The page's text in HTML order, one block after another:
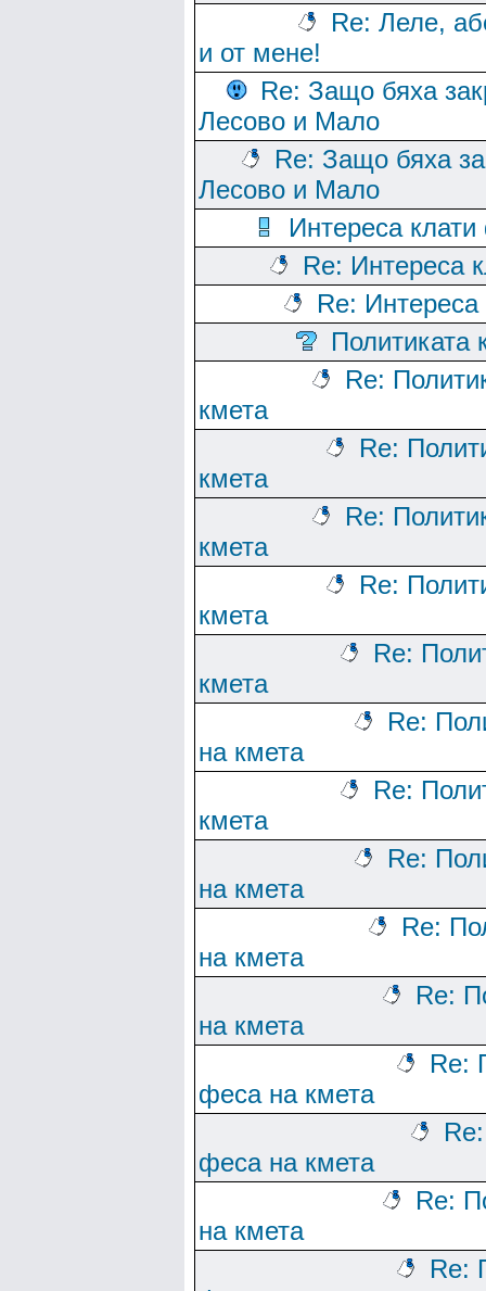
Re: Леле,
и от мене!
Re: Защо бяха
Лесово и Мало
Re: Защо бяха
Лесово и Мало
Интереса
Re: Интереса
Re:
Политиката
Re:
кмета
Re:
кмета
Re:
кмета
Re:
кмета
Re:
кмета
Re:
на кмета
Re:
кмета
Re:
на кмета
Re:
на кмета
Re:
на кмета
Re:
феса на кмета
феса на кмета
Re:
на кмета
Re: